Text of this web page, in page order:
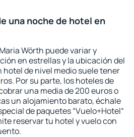
una noche de hotel en
Wörth puede variar y
en estrellas y la ubicación del
hotel de nivel medio suele tener
Por su parte, los hoteles de
una media de 200 euros o
un alojamiento barato, échale
de paquetes “Vuelo+Hotel“
reservar tu hotel y vuelo con